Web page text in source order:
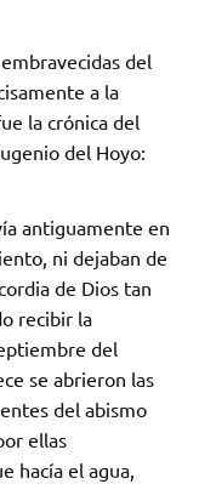
del
a la
la crónica del
del Hoyo:
antiguamente en
ni dejaban de
de Dios tan
recibir la
del
se abrieron las
del abismo
ellas
hacía el agua,